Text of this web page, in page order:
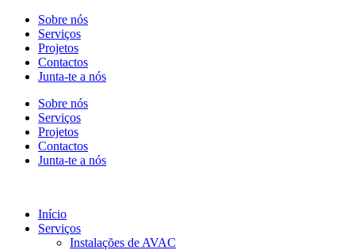
Sobre nós
Serviços
Projetos
Contactos
Junta-te a nós
Sobre nós
Serviços
Projetos
Contactos
Junta-te a nós
Início
Serviços
Instalações de AVAC